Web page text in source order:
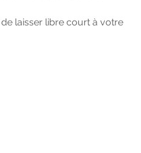
laisser libre court à votre